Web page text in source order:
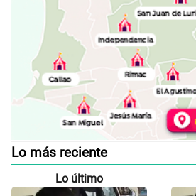
Lo más reciente
Lo último